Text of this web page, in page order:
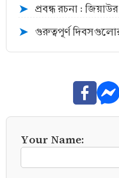
➤ প্রবন্ধ রচনা :
➤ গুরুত্বপূর্ণ
Your Name: